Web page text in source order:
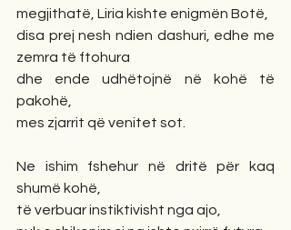
megjithatë, Liria kishte enigmën Botë,
disa prej nesh ndien dashuri, edhe me
zemra të ftohura
dhe ende udhëtojnë në kohë të
pakohë,
mes zjarrit që venitet sot.
Ne ishim fshehur në dritë për kaq
shumë kohë,
të verbuar instiktivisht nga ajo,